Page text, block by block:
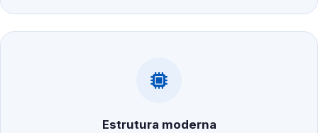
Estrutura moderna